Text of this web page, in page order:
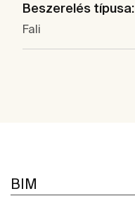
Beszerelés típusa:
Fali
BIM